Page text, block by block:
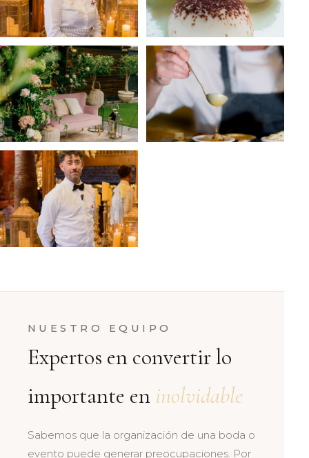
NUESTRO EQUIPO
Expertos en convertir lo
importante en inolvidable
Sabemos que la organización de una boda o
evento puede generar preocupaciones. Por